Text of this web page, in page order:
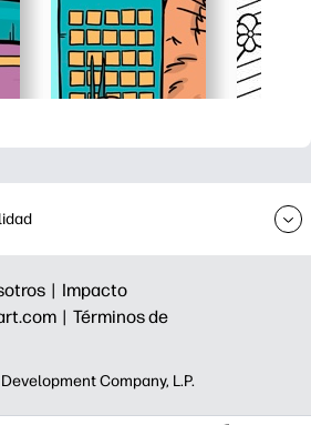
| Impacto
| Términos de
Company, L.P.